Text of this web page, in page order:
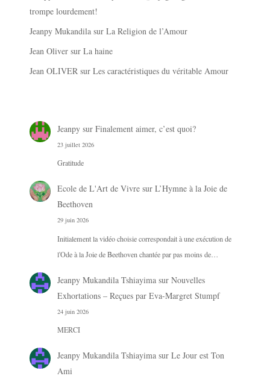
trompe lourdement!
Jeanpy Mukandila surLa Religion de l’Amour
Jean Oliver surLa haine
Jean OLIVER surLes caractéristiques du véritable Amour
Jeanpysur Finalement aimer, c’est quoi?
23 juillet 2026
Gratitude
Ecole de L'Art de Vivresur L’Hymne à la Joie de
Beethoven
29 juin 2026
Initialement la vidéo choisie correspondait à une exécution de
l'Ode à la Joie de Beethoven chantée par pas moins de…
Jeanpy Mukandila Tshiayimasur Nouvelles
Exhortations – Reçues par Eva-Margret Stumpf
24 juin 2026
MERCI
Jeanpy Mukandila Tshiayimasur Le Jour est Ton
Ami